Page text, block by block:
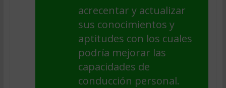
acrecentar y actualizar
sus conocimientos y
aptitudes con los cuales
podría mejorar las
capacidades de
conducción personal.